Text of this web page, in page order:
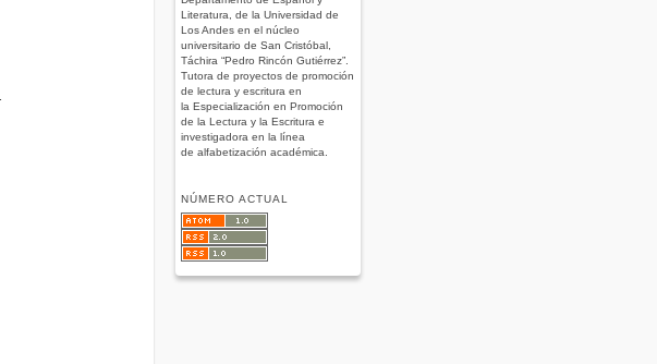
Literatura, de la Universidad de
Los Andes en el núcleo
universitario de San Cristóbal,
Táchira “Pedro Rincón Gutiérrez”.
Tutora de proyectos de promoción
de lectura y escritura en
la Especialización en Promoción
de la Lectura y la Escritura e
investigadora en la línea
de alfabetización académica.
NÚMERO ACTUAL